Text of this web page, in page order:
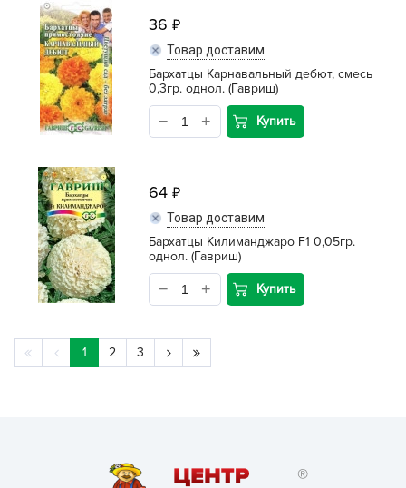
36
Товар доставим
Бархатцы Карнавальный дебют, смесь
0,3гр. однол. (Гавриш)
Купить
64
Товар доставим
Бархатцы Килиманджаро F1 0,05гр.
однол. (Гавриш)
Купить
1 2 3